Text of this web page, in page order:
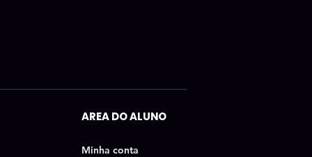
AREA DO ALUNO
Minha conta